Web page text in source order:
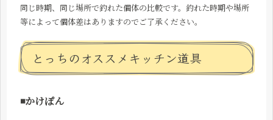
同じ時期、同じ場所で釣れた個体の比較です。釣れた時期や場所
等によって個体差はありますのでご了承ください。
とっちのオススメキッチン道具
◾️かけぽん